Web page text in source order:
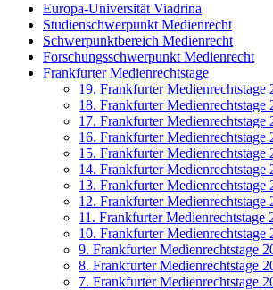
Europa-Universität Viadrina
Studienschwerpunkt Medienrecht
Schwerpunktbereich Medienrecht
Forschungsschwerpunkt Medienrecht
Frankfurter Medienrechtstage
19. Frankfurter Medienrechtstage
18. Frankfurter Medienrechtstage
17. Frankfurter Medienrechtstage
16. Frankfurter Medienrechtstage
15. Frankfurter Medienrechtstage
14. Frankfurter Medienrechtstage
13. Frankfurter Medienrechtstage
12. Frankfurter Medienrechtstage
11. Frankfurter Medienrechtstage
10. Frankfurter Medienrechtstage
9. Frankfurter Medienrechtstage
8. Frankfurter Medienrechtstage
7. Frankfurter Medienrechtstage